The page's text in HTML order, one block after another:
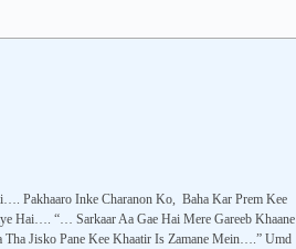
Pakhaaro Inke Charanon Ko, Baha Kar Prem Kee
Hai…. “… Sarkaar Aa Gae Hai Mere Gareeb Khaane
Jisko Pane Kee Khaatir Is Zamane Mein….” Umd